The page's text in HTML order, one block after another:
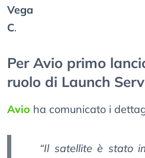
Vega
C.
Per Avio primo
ruolo di Launch
Avio ha comunicato i
“Il satellite è stato